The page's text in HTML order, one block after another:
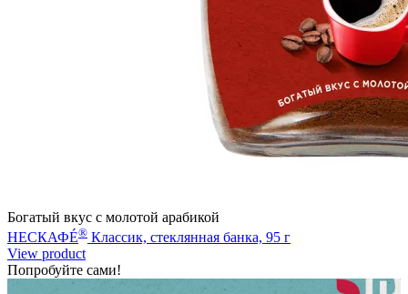
Богатый вкус с молотой арабикой
НЕСКАФÉ® Классик, стеклянная банка, 95 г
View product
Попробуйте сами!